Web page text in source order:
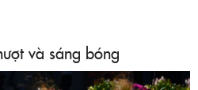
và sáng bóng